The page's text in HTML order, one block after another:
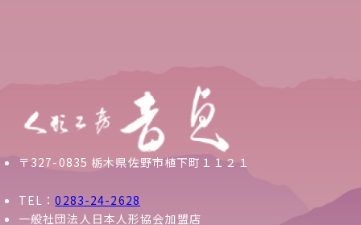
〒327-0835 栃木県佐野市植下町１１２１
TEL：0283-24-2628
一般社団法人日本人形協会加盟店